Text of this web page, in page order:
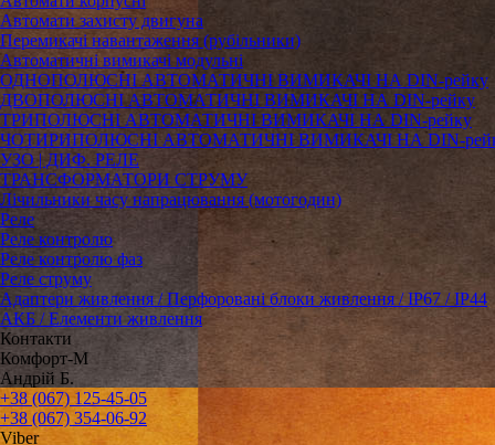
Автомати захисту двигуна
Перемикачі навантаження (рубільники)
Автоматичні вимикачі модульні
ОДНОПОЛЮСНІ АВТОМАТИЧНІ ВИМИКАЧІ НА DIN-рейку
ДВОПОЛЮСНІ АВТОМАТИЧНІ ВИМИКАЧІ НА DIN-рейку
ТРИПОЛЮСНІ АВТОМАТИЧНІ ВИМИКАЧІ НА DIN-рейку
ЧОТИРИПОЛЮСНІ АВТОМАТИЧНІ ВИМИКАЧІ НА DIN-
УЗО | ДИФ. РЕЛЕ
ТРАНСФОРМАТОРИ СТРУМУ
Лічильники часу напрацювання (мотогодин)
Реле
Реле контролю
Реле контролю фаз
Реле струму
Адаптери живлення / Перфоровані блоки живлення / IP67 / IP44
АКБ / Елементи живлення
Контакти
Комфорт-М
Андрій Б.
+38 (067) 125-45-05
+38 (067) 354-06-92
Viber